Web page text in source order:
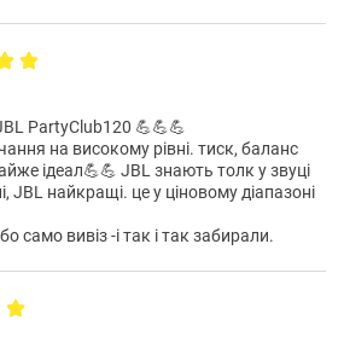
PartyClub120 💪💪💪
на високому рівні. тиск, баланс
ідеал💪💪 JBL знають толк у звуці
JBL найкращі. це у ціновому діапазоні
само вивіз -і так і так забирали.